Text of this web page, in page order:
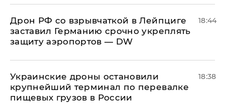
​Дрон РФ со взрывчаткой в Лейпциге
заставил Германию срочно укреплять
защиту аэропортов — DW
18:44
Украинские дроны остановили
крупнейший терминал по перевалке
пищевых грузов в России
18:38